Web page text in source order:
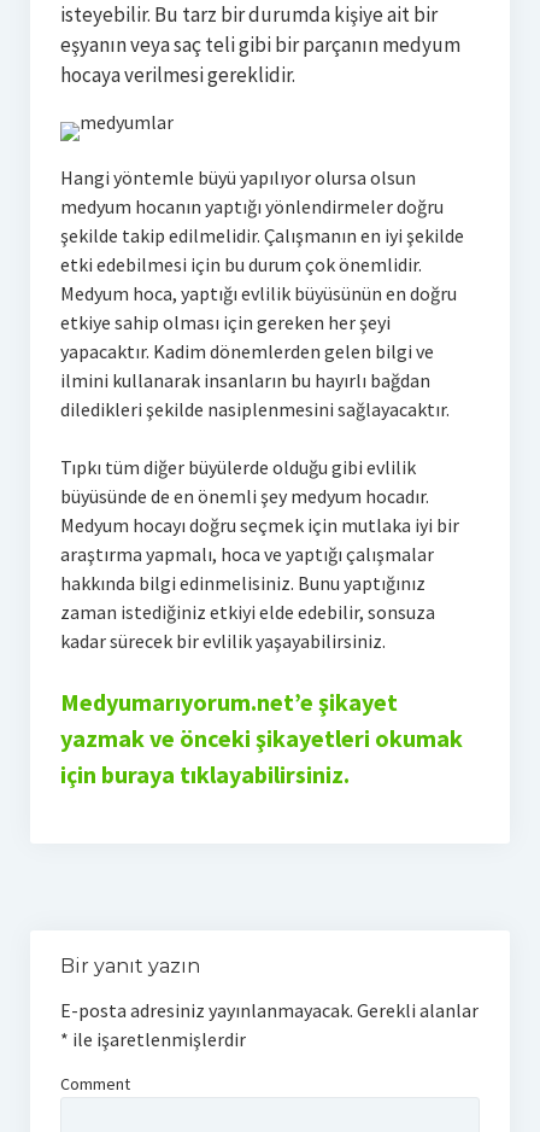
isteyebilir. Bu tarz bir durumda kişiye ait bir
eşyanın veya saç teli gibi bir parçanın medyum
hocaya verilmesi gereklidir.
Hangi yöntemle büyü yapılıyor olursa olsun
medyum hocanın yaptığı yönlendirmeler doğru
şekilde takip edilmelidir. Çalışmanın en iyi şekilde
etki edebilmesi için bu durum çok önemlidir.
Medyum hoca, yaptığı evlilik büyüsünün en doğru
etkiye sahip olması için gereken her şeyi
yapacaktır. Kadim dönemlerden gelen bilgi ve
ilmini kullanarak insanların bu hayırlı bağdan
diledikleri şekilde nasiplenmesini sağlayacaktır.
Tıpkı tüm diğer büyülerde olduğu gibi evlilik
büyüsünde de en önemli şey medyum hocadır.
Medyum hocayı doğru seçmek için mutlaka iyi bir
araştırma yapmalı, hoca ve yaptığı çalışmalar
hakkında bilgi edinmelisiniz. Bunu yaptığınız
zaman istediğiniz etkiyi elde edebilir, sonsuza
kadar sürecek bir evlilik yaşayabilirsiniz.
Medyumarıyorum.net’e şikayet
yazmak ve önceki şikayetleri okumak
için buraya tıklayabilirsiniz.
Bir yanıt yazın
E-posta adresiniz yayınlanmayacak. Gerekli alanlar
* ile işaretlenmişlerdir
Comment